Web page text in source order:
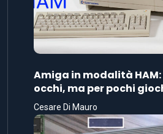
Amiga in modalità
occhi, ma per pochi
Cesare Di Mauro